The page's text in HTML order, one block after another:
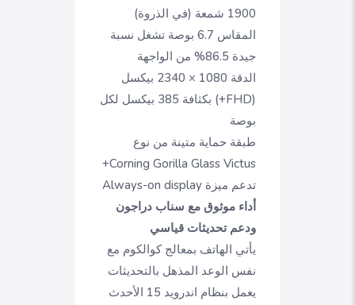
1900 شمعة (في الذروة)
المقاس 6.7 بوصة تشغل نسبة
جيدة 86.5% من الواجهة
الدقة 1080 × 2340 بيكسل
(FHD+) بكثافة 385 بيكسل لكل
بوصة
طبقة حماية متينة من نوع
Corning Gorilla Glass Victus+
تدعم ميزة Always-on display
أداء موثوق مع سناب دراجون
ودعم تحديثات قياسي
يأتي الهاتف بمعالج كوالكوم مع
نفس الوعد المذهل بالتحديثات
يعمل بنظام اندرويد 15 الأحدث